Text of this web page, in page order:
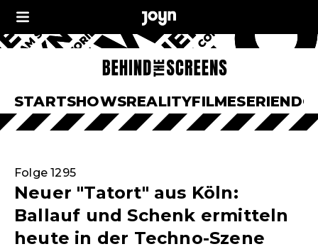
STARTSHOWSREALITYFILMESERIEN
Folge 1295
Neuer "Tatort" aus Köln:
Ballauf und Schenk ermitteln
heute in der Techno-Szene